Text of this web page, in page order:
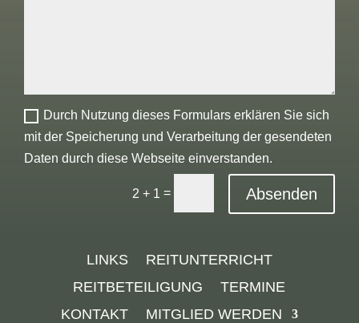
Durch Nutzung dieses Formulars erklären Sie sich
mit der Speicherung und Verarbeitung der gesendeten
Daten durch diese Webseite einverstanden.
2 + 1 = Absenden
LINKS
REITUNTERRICHT
REITBETEILIGUNG
TERMINE
KONTAKT
MITGLIED WERDEN